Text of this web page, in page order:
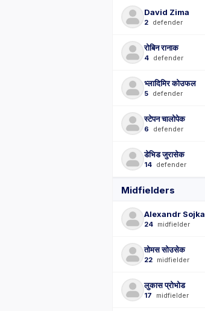
David Zima
2 defender
रोबिन रानाक
4 defender
भ्लादिमिर कोउफल
5 defender
स्टेपन चालोपेक
6 defender
डेभिड जुरासेक
14 defender
Midfielders
Alexandr Sojka
24 midfielder
तोमस सोउसेक
22 midfielder
लुकास प्रोभोड
17 midfielder